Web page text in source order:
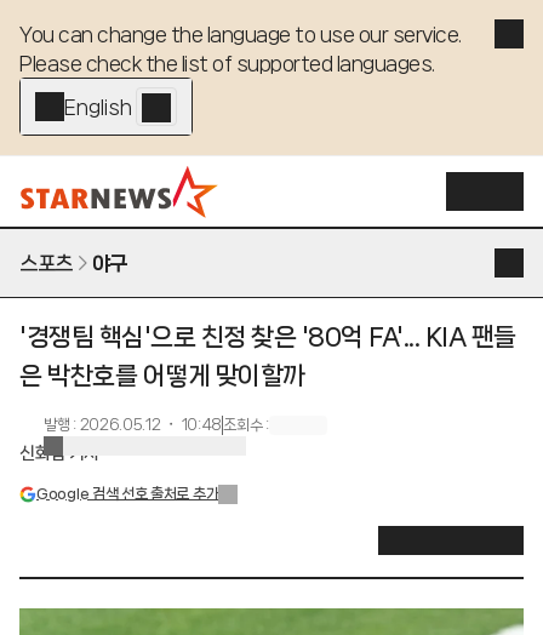
You can change the language to use our service.
Please check the list of supported languages.
English - EN
스포츠 야구
'경쟁팀 핵심'으로 친정 찾은 '80억 FA'... KIA 팬들
은 박찬호를 어떻게 맞이할까
발행 : 2026.05.12 ・ 10:48 조회수:
신화섭 기자
Google 검색 선호 출처로 추가